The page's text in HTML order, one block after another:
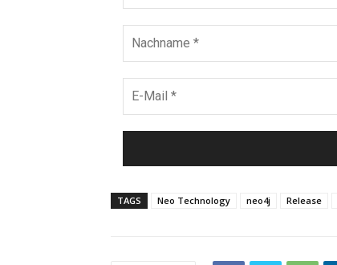
TAGS Neo Technology neo4j Release